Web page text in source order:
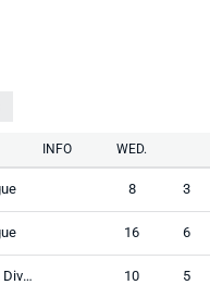
INFO WED.
8 3
16 6
Primera División 10 5